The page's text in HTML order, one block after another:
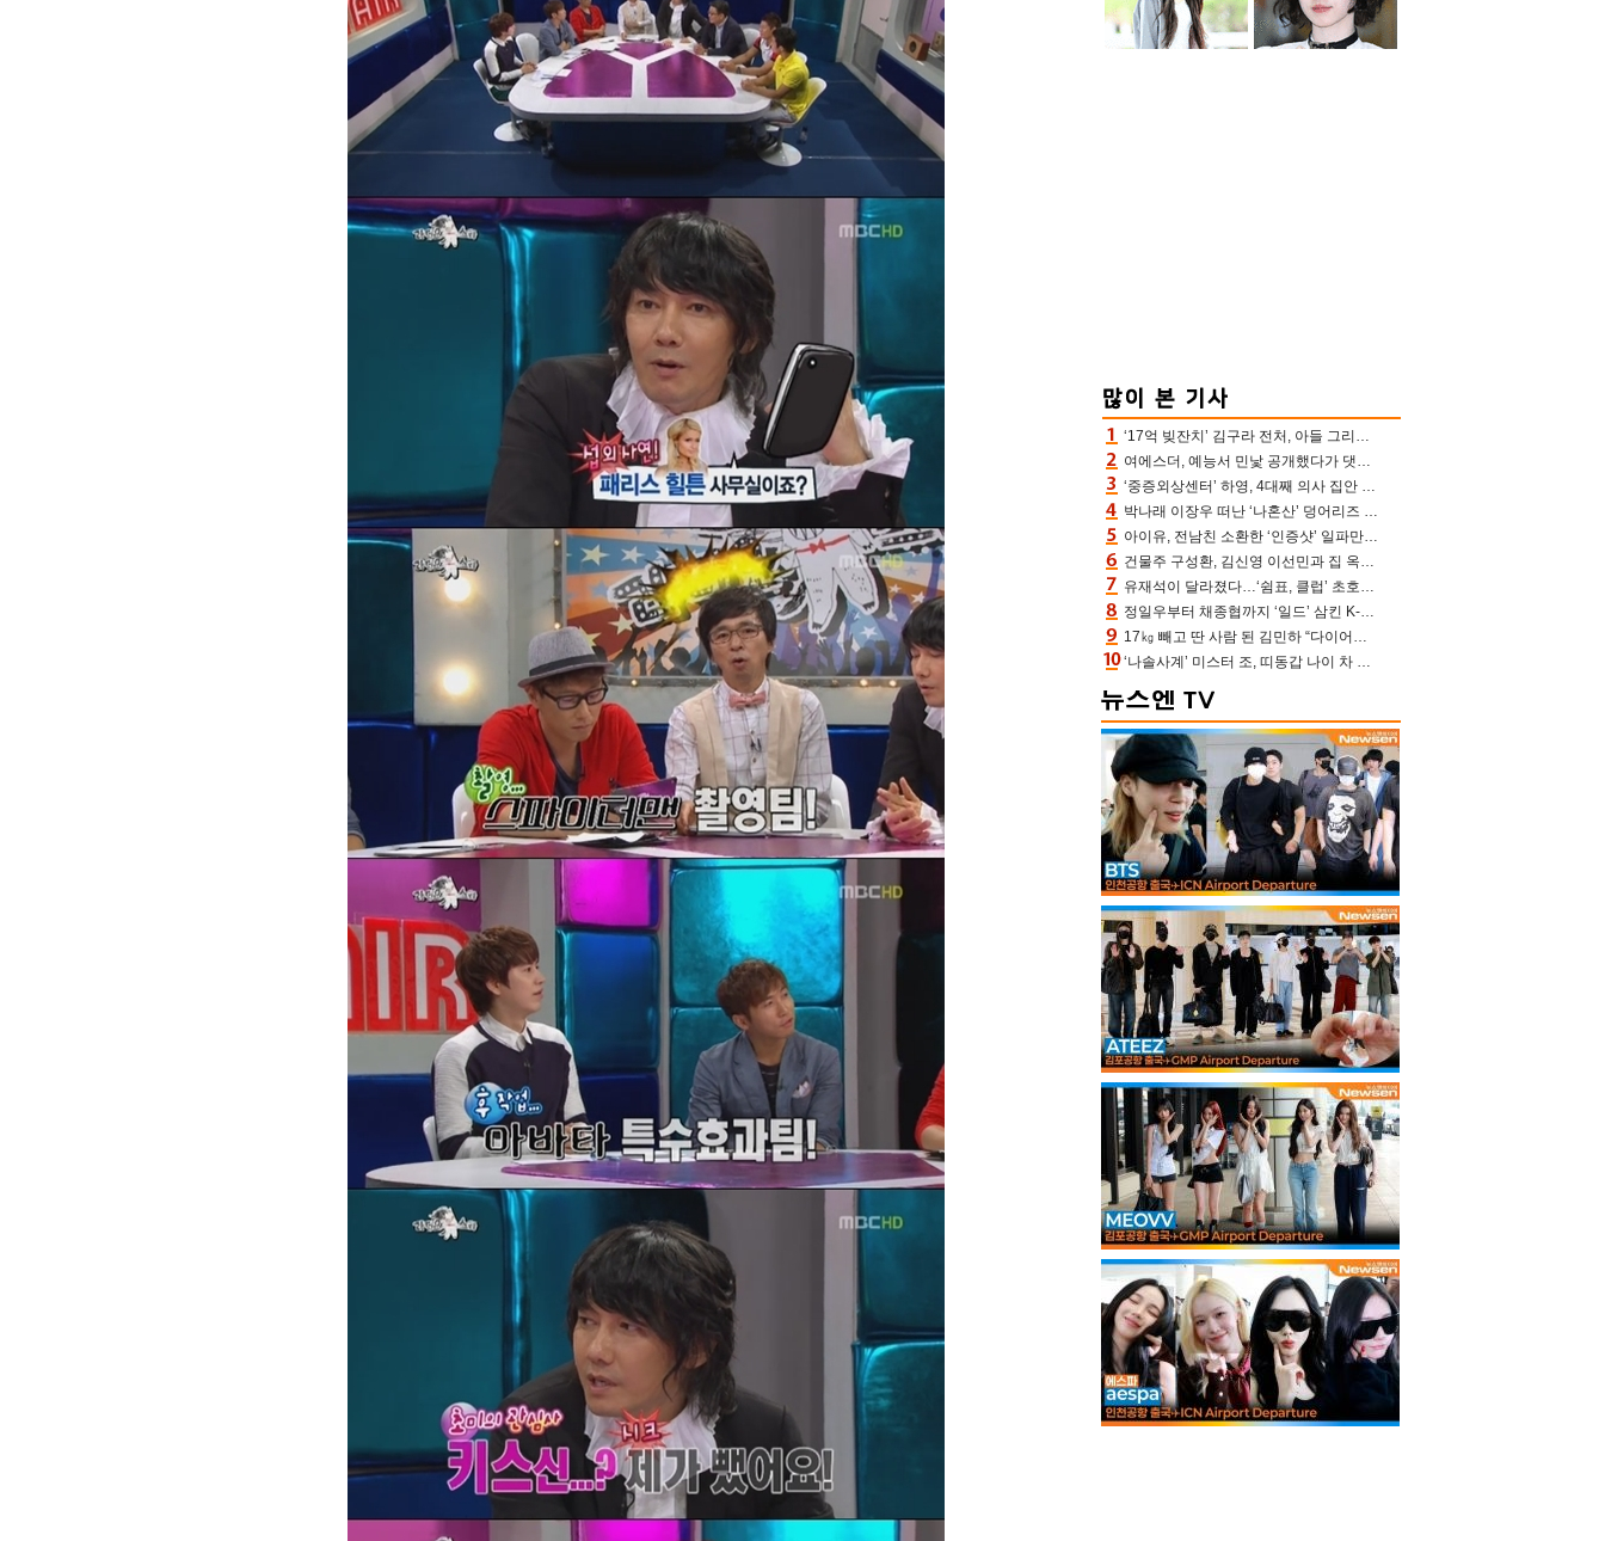
‘17억 빚잔치’ 김구라 전처, 아들 그리는 “나 뿐인데” 친엄마 챙기는 효심 눈길
여에스더, 예능서 민낯 공개했다가 댓글에 충격 “눈 왜 저렇게 처졌냐고”(에스더TV)
‘중증외상센터’ 하영, 4대째 의사 집안 인증 “증조부, 고종 황제 진료”(옥문아)[어제TV]
박나래 이장우 떠난 ‘나혼산’ 덩어리즈 왔다, 1인 1케이크에 팜유 전현무 충격[어제TV]
아이유, 전남친 소환한 ‘인증샷’ 일파만파 속…남사친 변우석 선물도 남겼나 ‘훈훈’
건물주 구성환, 김신영 이선민과 집 옥상서 41만원 한우 파티 “화력이 성화봉송”(나혼산)
유재석이 달라졌다…‘쉼표, 클럽’ 초호화 코스에 주우재도 감탄 (놀면 뭐하니?)
정일우부터 채종협까지 ‘일드’ 삼킨 K-배우들의 매서운 돌풍
17㎏ 빼고 딴 사람 된 김민하 “다이어트 화제돼 깜짝, 이럴 일인가”(전현무계획4)[어제TV]
‘나솔사계’ 미스터 조, 띠동갑 나이 차 고백…3MC ‘말잇못’